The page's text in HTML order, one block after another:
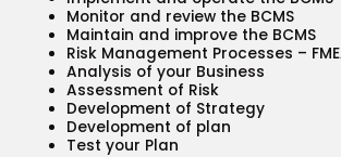
Monitor and review the BCMS
Maintain and improve the BCMS
Risk Management Processes –
Analysis of your Business
Assessment of Risk
Development of Strategy
Development of plan
Test your Plan